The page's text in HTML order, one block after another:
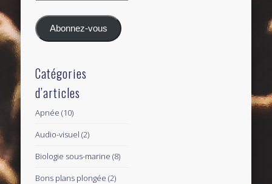
mail
Abonnez-vous
Catégories
d’articles
Apnée (10)
Audio-visuel (2)
Biologie sous-marine (8)
Bons plans plongée (2)